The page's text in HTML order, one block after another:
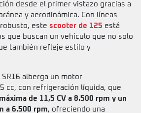
desde el primer vistazo gracias a
y aerodinámica. Con líneas
este scooter de 125 está
que buscan un vehículo que no solo
también refleje estilo y
alberga un motor
cc, con refrigeración líquida, que
de 11,5 CV a 8.500 rpm y un
a 6.500 rpm, ofreciendo una